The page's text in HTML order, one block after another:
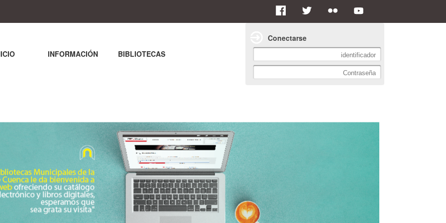
INFORMACIÓN BIBLIOTECAS
Conectarse